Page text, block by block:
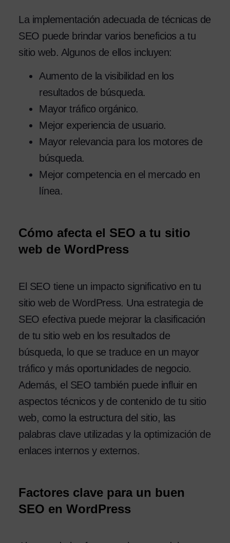
La implementación adecuada de técnicas de
SEO puede brindar varios beneficios a tu
sitio web. Algunos de ellos incluyen:
Aumento de la visibilidad en los
resultados de búsqueda.
Mayor tráfico orgánico.
Mejor experiencia de usuario.
Mayor relevancia para los motores de
búsqueda.
Mejor competencia en el mercado en
línea.
Cómo afecta el SEO a tu sitio
web de WordPress
El SEO tiene un impacto significativo en tu
sitio web de WordPress. Una estrategia de
SEO efectiva puede mejorar la clasificación
de tu sitio web en los resultados de
búsqueda, lo que se traduce en un mayor
tráfico y más oportunidades de negocio.
Además, el SEO también puede influir en
aspectos técnicos y de contenido de tu sitio
web, como la estructura del sitio, las
palabras clave utilizadas y la optimización de
enlaces internos y externos.
Factores clave para un buen
SEO en WordPress